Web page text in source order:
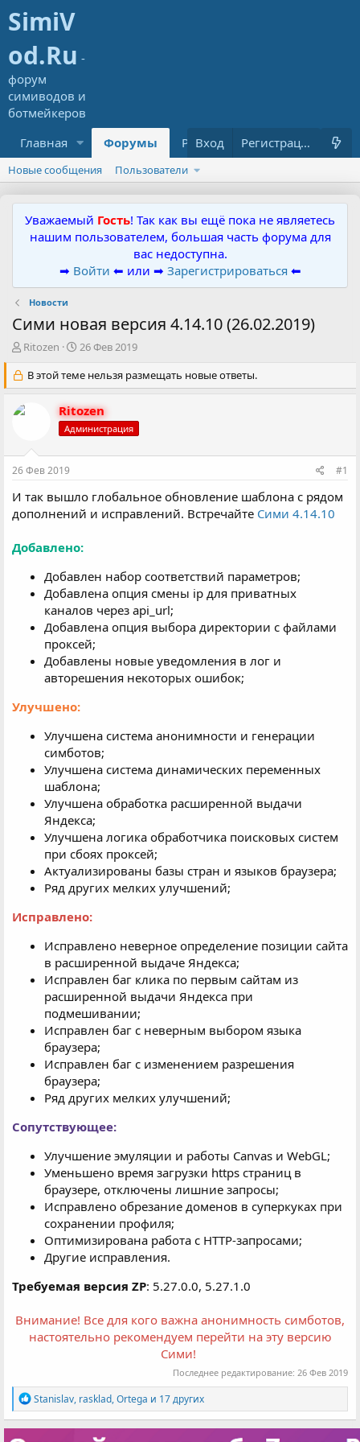
Главная Форумы Ресурсы Что нового?
Вход Регистрация
Новые сообщения Пользователи
Уважаемый Гость! Так как вы ещё пока не являетесь
нашим пользователем, большая часть форума для
вас недоступна.
➡ Войти ⬅ или ➡ Зарегистрироваться ⬅
Новости
Сими новая версия 4.14.10 (26.02.2019)
А
т
о
р
т
Ritozen
Д
т
а
н
а
ч
26 Фев 2019
В этой теме нельзя размещать новые ответы.
Ritozen
Администрация
26 Фев 2019 #1
И так вышло глобальное обновление шаблона с рядом
дополнений и исправлений. Встречайте Сими 4.14.10
Добавлено:
Добавлен набор соответствий параметров;
Добавлена опция смены ip для приватных
каналов через api_url;
Добавлена опция выбора директории с файлами
проксей;
Добавлены новые уведомления в лог и
авторешения некоторых ошибок;
Улучшено:
Улучшена система анонимности и генерации
симботов;
Улучшена система динамических переменных
шаблона;
Улучшена обработка расширенной выдачи
Яндекса;
Улучшена логика обработчика поисковых систем
при сбоях проксей;
Актуализированы базы стран и языков браузера;
Ряд других мелких улучшений;
Исправлено:
Исправлено неверное определение позиции сайта
в расширенной выдаче Яндекса;
Исправлен баг клика по первым сайтам из
расширенной выдачи Яндекса при
подмешивании;
Исправлен баг с неверным выбором языка
браузера;
Исправлен баг с изменением разрешения
браузера;
Ряд других мелких улучшений;
Сопутствующее:
Улучшение эмуляции и работы Canvas и WebGL;
Уменьшено время загрузки https страниц в
браузере, отключены лишние запросы;
Исправлено обрезание доменов в суперкуках при
сохранении профиля;
Оптимизирована работа с HTTP-запросами;
Другие исправления.
Требуемая версия ZP: 5.27.0.0, 5.27.1.0
Внимание! Все для кого важна анонимность симботов,
настоятельно рекомендуем перейти на эту версию
Сими!
Последнее редактирование: 26 Фев 2019
Р
е
а
Stanislav, rasklad,Ortega и 17 других